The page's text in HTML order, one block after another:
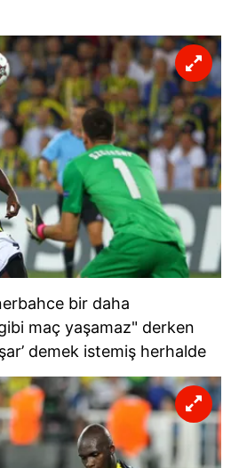
bir daha
maç yaşamaz" derken
demek istemiş herhalde